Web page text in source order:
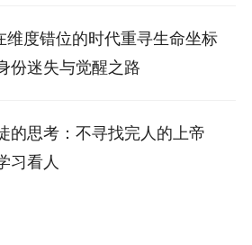
度错位的时代重寻生命坐标
迷失与觉醒之路
的思考：不寻找完人的上帝
习看人